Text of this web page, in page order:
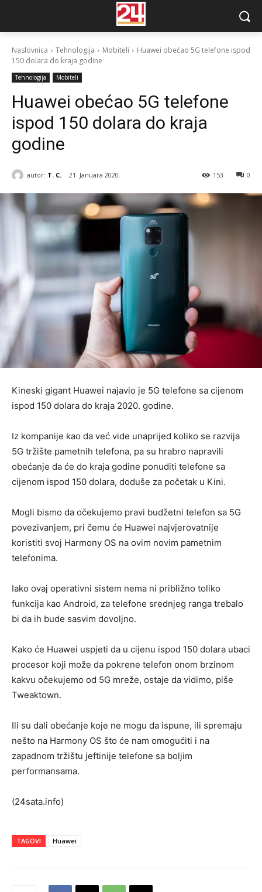
Naslovnica Tehnologija Mobiteli
Huawei obećao 5G telefone ispod
150 dolara do kraja godine
Tehnologija Mobiteli
Huawei obećao 5G telefone
ispod 150 dolara do kraja
godine
autor: T. C. 21. Januara 2020. 0
153
Kineski gigant Huawei najavio je 5G telefone sa cijenom
ispod 150 dolara do kraja 2020. godine.
Iz kompanije kao da već vide unaprijed koliko se razvija
5G tržište pametnih telefona, pa su hrabro napravili
obećanje da će do kraja godine ponuditi telefone sa
cijenom ispod 150 dolara, doduše za početak u Kini.
Mogli bismo da očekujemo pravi budžetni telefon sa 5G
povezivanjem, pri čemu će Huawei najvjerovatnije
koristiti svoj Harmony OS na ovim novim pametnim
telefonima.
Iako ovaj operativni sistem nema ni približno toliko
funkcija kao Android, za telefone srednjeg ranga trebalo
bi da ih bude sasvim dovoljno.
Kako će Huawei uspjeti da u cijenu ispod 150 dolara ubaci
procesor koji može da pokrene telefon onom brzinom
kakvu očekujemo od 5G mreže, ostaje da vidimo, piše
Tweaktown.
Ili su dali obećanje koje ne mogu da ispune, ili spremaju
nešto na Harmony OS što će nam omogućiti i na
zapadnom tržištu jeftinije telefone sa boljim
performansama.
(24sata.info)
TAGOVI Huawei